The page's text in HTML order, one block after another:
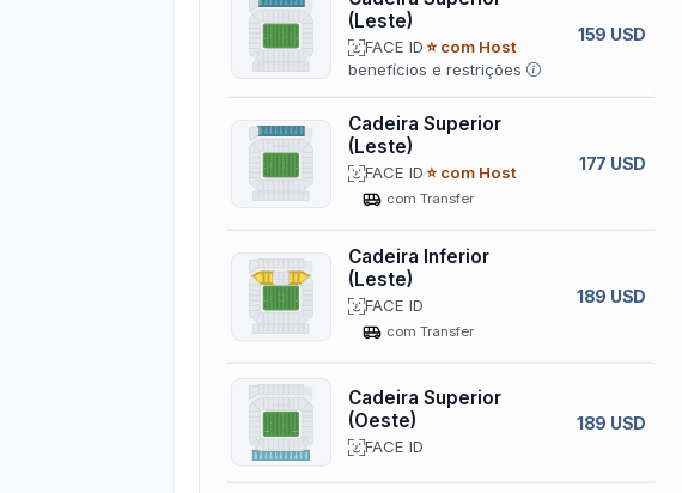
(Leste)
FACE ID⭐ com Host
benefícios e restrições
159 USD
Cadeira Superior
(Leste)
FACE ID⭐ com Host
com Transfer
177 USD
Cadeira Inferior
(Leste)
FACE ID
com Transfer
189 USD
Cadeira Superior
(Oeste)
FACE ID
189 USD